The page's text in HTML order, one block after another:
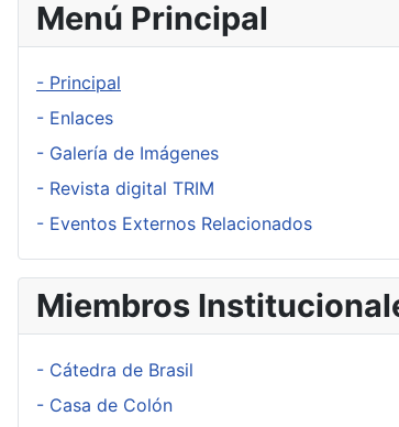
Menú Principal
- Principal
- Enlaces
- Galería de Imágenes
- Revista digital TRIM
- Eventos Externos Relacionados
Miembros
- Cátedra de Brasil
- Casa de Colón